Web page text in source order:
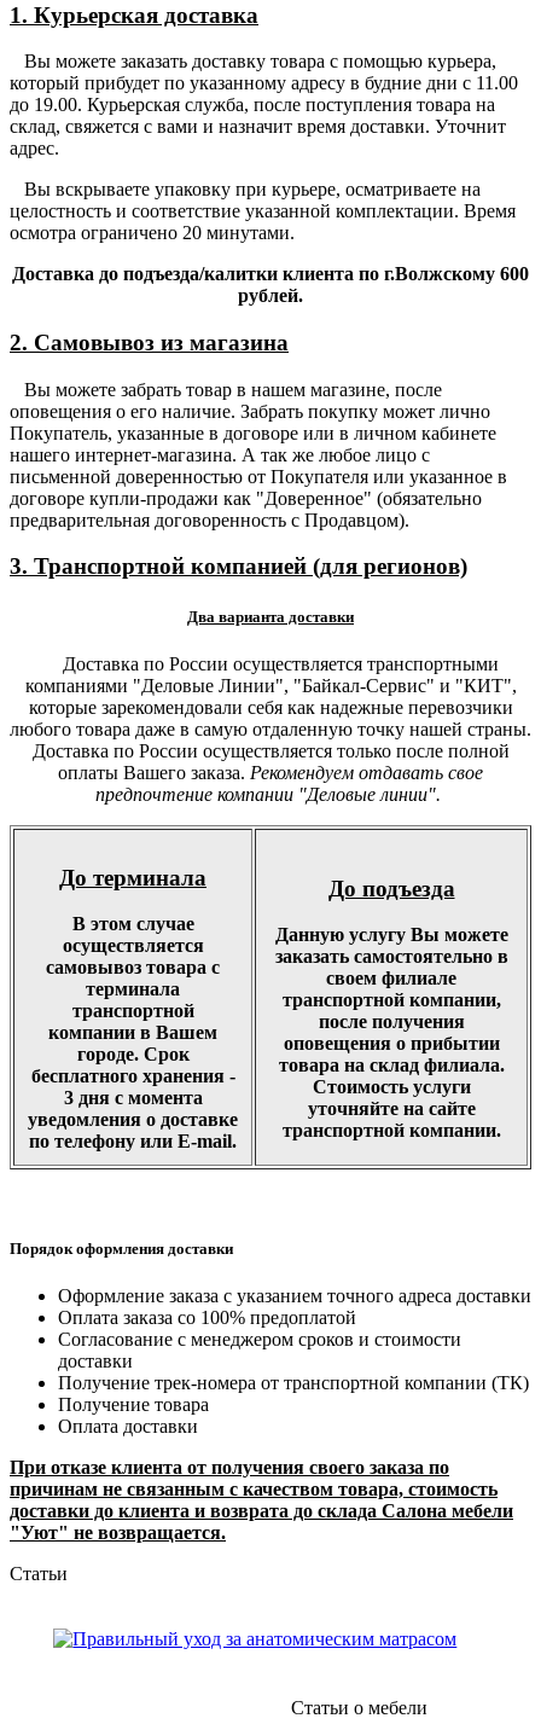
1. Курьерская доставка
Вы можете заказать доставку товара с помощью курьера,
который прибудет по указанному адресу в будние дни с 11.00
до 19.00. Курьерская служба, после поступления товара на
склад, свяжется с вами и назначит время доставки. Уточнит
адрес.
Вы вскрываете упаковку при курьере, осматриваете на
целостность и соответствие указанной комплектации. Время
осмотра ограничено 20 минутами.
Доставка до подъезда/калитки клиента по г.Волжскому 600
рублей.
2. Самовывоз из магазина
Вы можете забрать товар в нашем магазине, после
оповещения о его наличие. Забрать покупку может лично
Покупатель, указанные в договоре или в личном кабинете
нашего интернет-магазина. А так же любое лицо с
письменной доверенностью от Покупателя или указанное в
договоре купли-продажи как "Доверенное" (обязательно
предварительная договоренность с Продавцом).
3. Транспортной компанией (для регионов)
Два варианта доставки
Доставка по России осуществляется транспортными
компаниями "Деловые Линии", "Байкал-Сервис" и "КИТ",
которые зарекомендовали себя как надежные перевозчики
любого товара даже в самую отдаленную точку нашей страны.
Доставка по России осуществляется только после полной
оплаты Вашего заказа. Рекомендуем отдавать свое
предпочтение компании "Деловые линии".
До терминала
В этом случае
осуществляется
самовывоз товара с
терминала
транспортной
компании в Вашем
городе. Срок
бесплатного хранения -
3 дня с момента
уведомления о доставке
по телефону или E-mail.
До подъезда
Данную услугу Вы можете
заказать самостоятельно в
своем филиале
транспортной компании,
после получения
оповещения о прибытии
товара на склад филиала.
Стоимость услуги
уточняйте на сайте
транспортной компании.
Порядок оформления доставки
Оформление заказа с указанием точного адреса доставки
Оплата заказа со 100% предоплатой
Согласование с менеджером сроков и стоимости
доставки
Получение трек-номера от транспортной компании (ТК)
Получение товара
Оплата доставки
При отказе клиента от получения своего заказа по
причинам не связанным с качеством товара, стоимость
доставки до клиента и возврата до склада Салона мебели
"Уют" не возвращается.
Статьи
Статьи о мебели